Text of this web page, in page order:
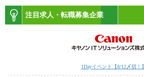
注目求人・転職募集企業
1Dayイベント【8/12〆切！】